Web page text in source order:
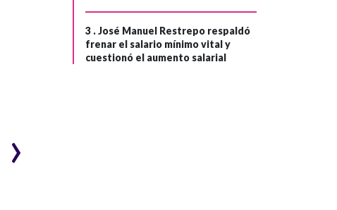
›
3 .José Manuel Restrepo respaldó
frenar el salario mínimo vital y
cuestionó el aumento salarial